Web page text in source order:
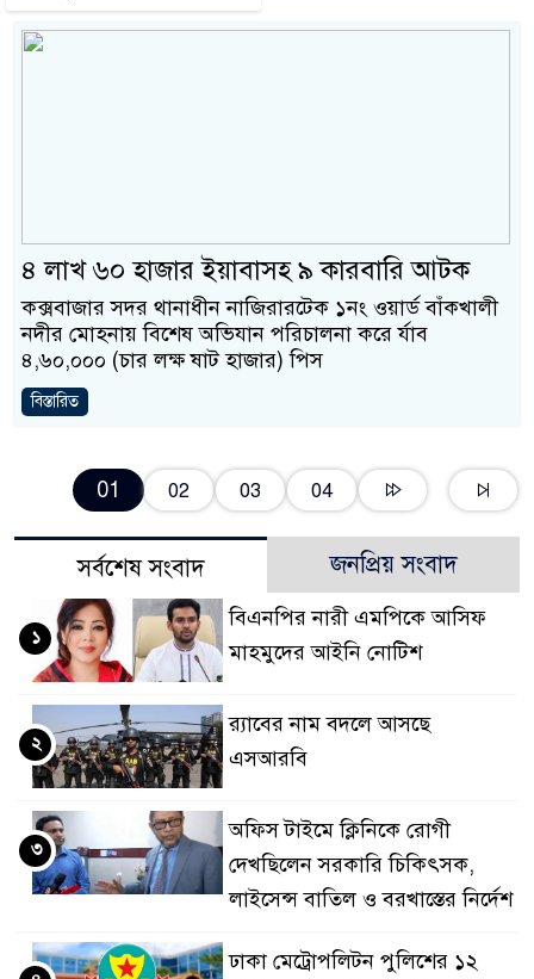
৪ লাখ ৬০ হাজার ইয়াবাসহ ৯ কারবারি আটক
কক্সবাজার সদর থানাধীন নাজিরারটেক ১নং ওয়ার্ড বাঁকখালী
নদীর মোহনায় বিশেষ অভিযান পরিচালনা করে র্যাব
৪,৬০,০০০ (চার লক্ষ ষাট হাজার) পিস
বিস্তারিত
01 02 03 04
সর্বশেষ সংবাদ জনপ্রিয় সংবাদ
বিএনপির নারী এমপিকে আসিফ
মাহমুদের আইনি নোটিশ
১
র‍্যাবের নাম বদলে আসছে
এসআরবি
২
অফিস টাইমে ক্লিনিকে রোগী
দেখছিলেন সরকারি চিকিৎসক,
লাইসেন্স বাতিল ও বরখাস্তের নির্দেশ
৩
ঢাকা মেট্রোপলিটন পুলিশের ১২